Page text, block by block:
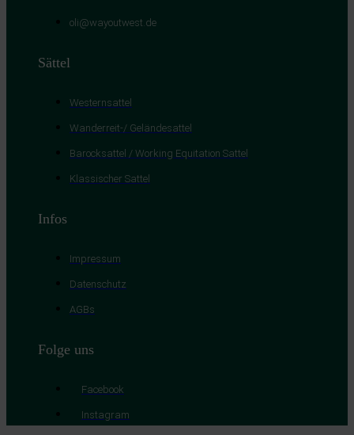
oli@wayoutwest.de
Sättel
Westernsattel
Wanderreit-/ Geländesattel
Barocksattel / Working Equitation Sattel
Klassischer Sattel
Infos
Impressum
Datenschutz
AGBs
Folge uns
Facebook
Instagram